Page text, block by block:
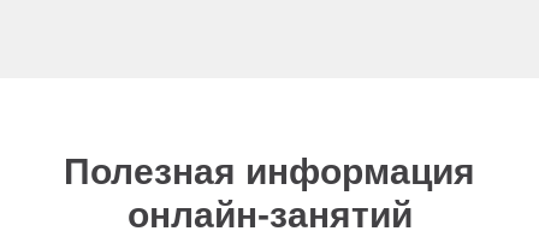
Полезная информация
онлайн-занятий